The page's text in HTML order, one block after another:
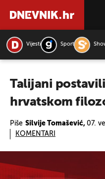
Vijesti Sport
Talijani
hrvatskom
Piše Silvije Tomašević, 07.
KOMENTARI
PRETRAŽITE VIJESTI